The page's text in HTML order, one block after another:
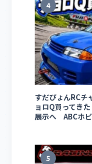
4
すだぴょんRC
ョロQ買ってき
展示へ ABCホ
5